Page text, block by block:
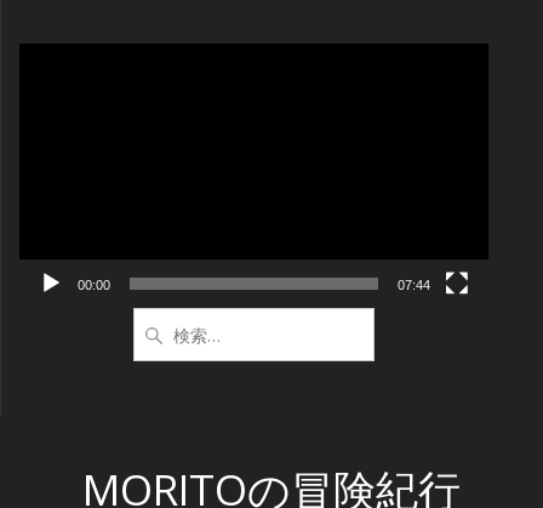
00:00 07:44
索:
MORITOの冒険紀行